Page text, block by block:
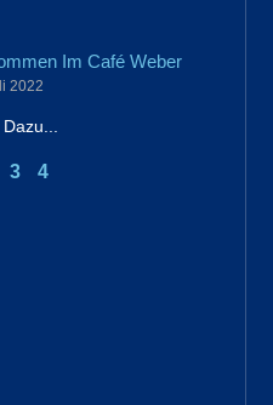
Im Café Weber
2022
3 4